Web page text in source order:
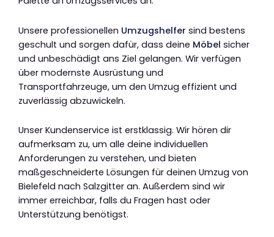
Unsere professionellen Umzugshelfer sind bestens
geschult und sorgen dafür, dass deine Möbel sicher
und unbeschädigt ans Ziel gelangen. Wir verfügen
über modernste Ausrüstung und
Transportfahrzeuge, um den Umzug effizient und
zuverlässig abzuwickeln.
Unser Kundenservice ist erstklassig. Wir hören dir
aufmerksam zu, um alle deine individuellen
Anforderungen zu verstehen, und bieten
maßgeschneiderte Lösungen für deinen Umzug von
Bielefeld nach Salzgitter an. Außerdem sind wir
immer erreichbar, falls du Fragen hast oder
Unterstützung benötigst.